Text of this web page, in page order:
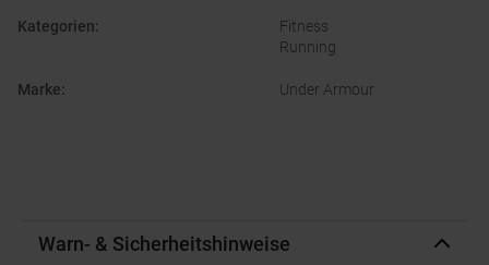
Kategorien:
Fitness
Running
Marke: Under Armour
Warn- & Sicherheitshinweise